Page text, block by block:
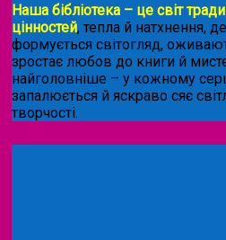
Наша бібліотека – це світ
цінностей, тепла й натхнення, де
формується світогляд,
зростає любов до книги й
найголовніше – у кожному
запалюється й яскраво сяє
творчості.